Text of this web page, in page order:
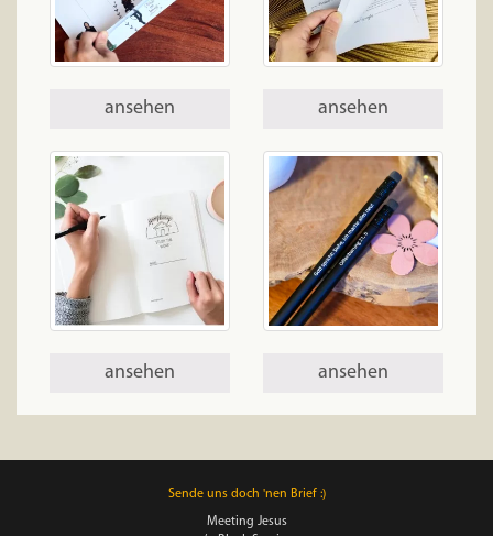
ansehen ansehen
ansehen ansehen
Sende uns doch 'nen Brief :)
Meeting Jesus